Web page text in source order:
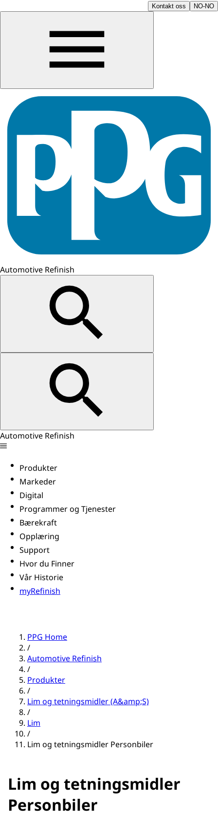
Kontakt oss NO-NO
Automotive Refinish
Automotive Refinish
Produkter
Markeder
Digital
Programmer og Tjenester
Bærekraft
Opplæring
Support
Hvor du Finner
Vår Historie
myRefinish
PPG Home
/
Automotive Refinish
/
Produkter
/
Lim og tetningsmidler (A&amp;S)
/
Lim
/
Lim og tetningsmidler Personbiler
Lim og tetningsmidler
Personbiler